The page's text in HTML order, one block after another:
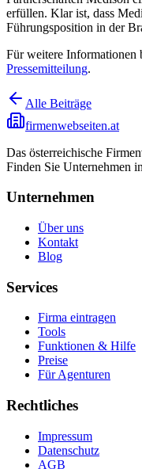
erfüllen. Klar ist, dass
Führungsposition in der
Für weitere Informationen
Pressemitteilung.
Alle Beiträge
firmenwebseiten.at
Das österreichische
Finden Sie Unternehmen
Unternehmen
Über uns
Kontakt
Blog
Services
Firma eintragen
Tools
Funktionen & Hilfe
Preise
Für Agenturen
Rechtliches
Impressum
Datenschutz
AGB